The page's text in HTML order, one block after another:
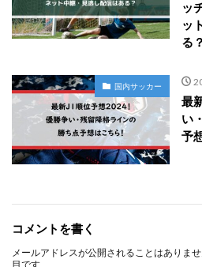
ッ
ッ
る？
国内サッカー
最
い
予
コメントを書く
メールアドレスが公開されることはありませ
目です